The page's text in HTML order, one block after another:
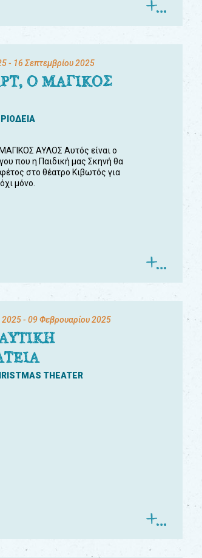
- 16 Σεπτεμβρίου 2025
Ο ΜΑΓΙΚΟΣ
ΑΥΛΟΣ Αυτός είναι ο
που η Παιδική μας Σκηνή θα
στο θέατρο Κιβωτός για
μόνο.
2025- 09 Φεβρουαρίου 2025
THEATER